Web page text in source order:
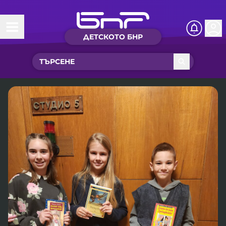
ДЕТСКОТО БНР
Начало
Какво ново?
Рубрики с вълшебства
Детско радио
Чуйте
Новините на детски език
Приказки
Песнички
Искри
Интересен архив
Нашите гости